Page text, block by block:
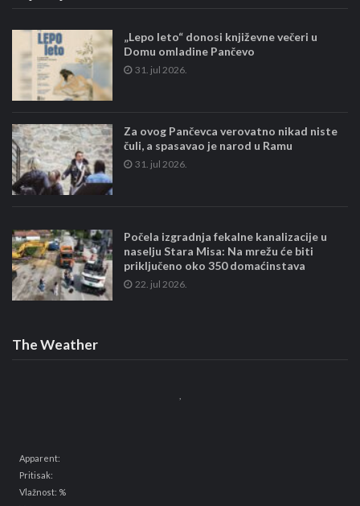
„Lepo leto“ donosi književne večeri u
Domu omladine Pančevo
31. jul 2026.
Za ovog Pančevca verovatno nikad niste
čuli, a spasavao je narod u Ramu
31. jul 2026.
Počela izgradnja fekalne kanalizacije u
naselju Stara Misa: Na mrežu će biti
priključeno oko 350 domaćinstava
22. jul 2026.
The Weather
Apparent:
Pritisak:
Vlažnost: %